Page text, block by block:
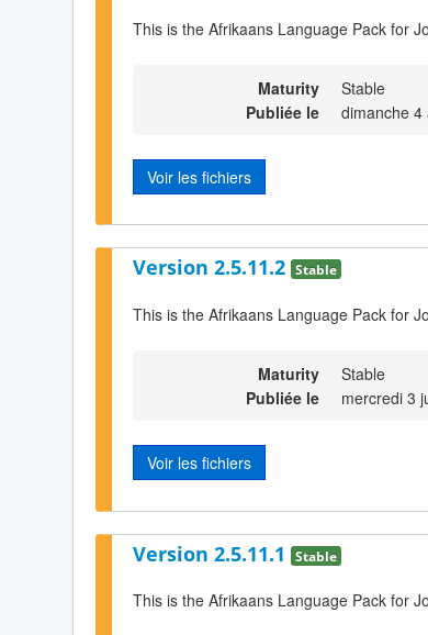
This is the Afrikaans Language Pack for
Maturity
Stable
Publiée le
dimanche 4
Voir les fichiers
Version 2.5.11.2 Stable
This is the Afrikaans Language Pack for
Maturity
Stable
Publiée le
mercredi 3
Voir les fichiers
Version 2.5.11.1 Stable
This is the Afrikaans Language Pack for